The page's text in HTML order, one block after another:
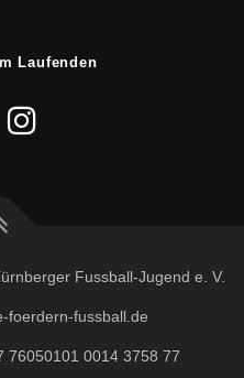
Laufenden
Fussball-Jugend e. V.
foerdern-fussball.de
76050101 0014 3758 77